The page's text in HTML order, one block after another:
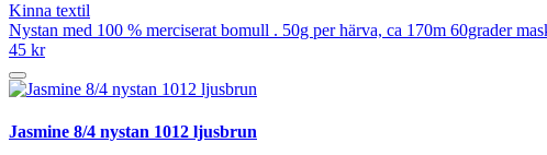
Kinna textil
Nystan med 100 % merciserat bomull . 50g per härva, ca 170m 60grader
45 kr
Jasmine 8/4 nystan 1012 ljusbrun